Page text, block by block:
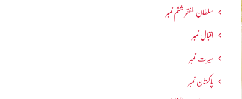
سلطان الفقر ششم نمبر
اقبال نمبر
سیرت نمبر
پاکستان نمبر